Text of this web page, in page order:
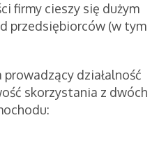
firmy cieszy się dużym
przedsiębiorców (w tym
działalność
skorzystania z dwóch